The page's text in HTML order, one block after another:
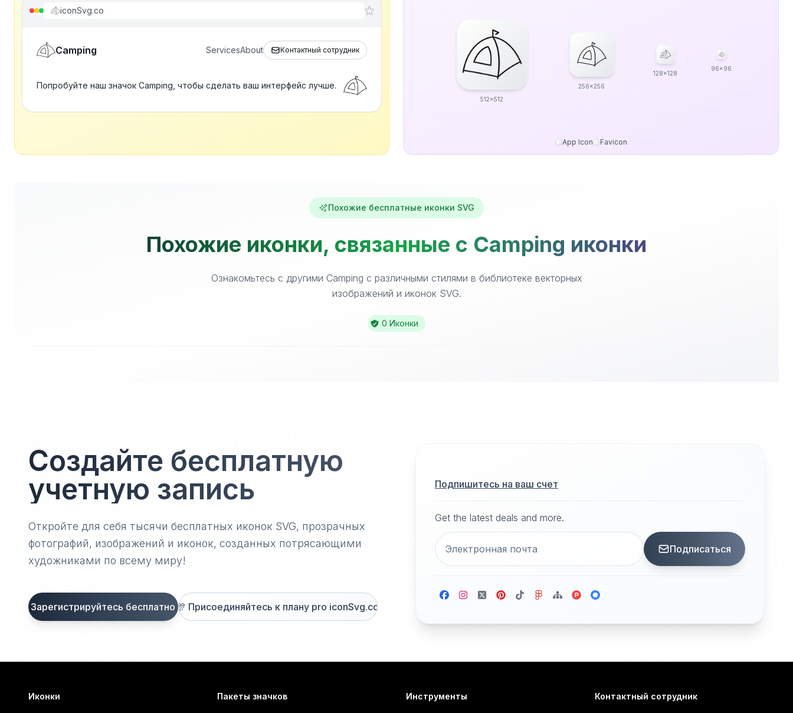
iconSvg.co
Camping ServicesAbout Контактный сотрудник
Попробуйте наш значок Camping, чтобы сделать ваш интерфейс лучше.
512x512
256x256
128x128
96x96
App Icon Favicon
Похожие бесплатные иконки SVG
Похожие иконки, связанные с Camping иконки
Ознакомьтесь с другими Camping с различными стилями в библиотеке векторных
изображений и иконок SVG.
0 Иконки
Создайте бесплатную
учетную запись
Откройте для себя тысячи бесплатных иконок SVG, прозрачных
фотографий, изображений и иконок, созданных потрясающими
художниками по всему миру!
Зарегистрируйтесь бесплатно 🎊 Присоединяйтесь к плану pro iconSvg.co
Подпишитесь на ваш счет
Get the latest deals and more.
Подписаться
Иконки Пакеты значков Инструменты Контактный сотрудник